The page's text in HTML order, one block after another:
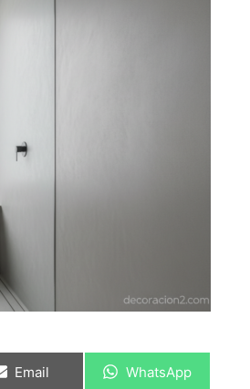
C
Email C
WhatsApp